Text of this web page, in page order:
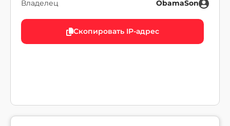
Владелец ObamaSon
Скопировать IP-адрес